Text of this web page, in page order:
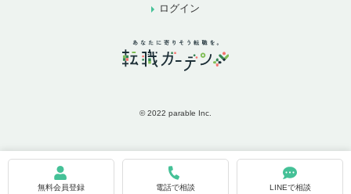
無料会員登録 電話で相談 LINEで相談
ログイン
© 2022 parable Inc.